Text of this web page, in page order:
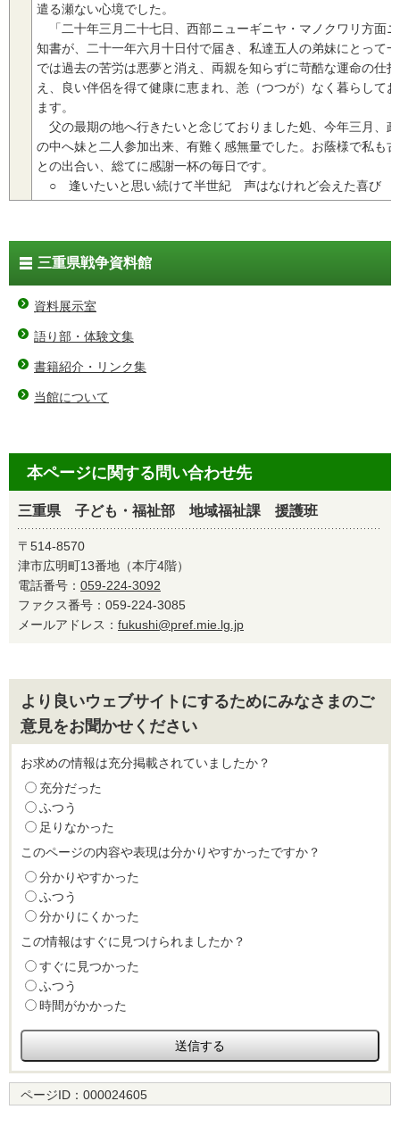
遣る瀬ない心境でした。
「二十年三月二十七日、西部ニューギニヤ・マノクワリ方面
知書が、二十一年六月十日付で届き、私達五人の弟妹にとって
では過去の苦労は悪夢と消え、両親を知らずに苛酷な運命の仕
え、良い伴侶を得て健康に恵まれ、恙（つつが）なく暮らして
ます。
父の最期の地へ行きたいと念じておりました処、今年三月、
の中へ妹と二人参加出来、有難く感無量でした。お蔭様で私も
との出合い、総てに感謝一杯の毎日です。
○ 逢いたいと思い続けて半世紀 声はなけれど会えた喜び
三重県戦争資料館
資料展示室
語り部・体験文集
書籍紹介・リンク集
当館について
本ページに関する問い合わせ先
三重県 子ども・福祉部 地域福祉課 援護班
〒514-8570
津市広明町13番地（本庁4階）
電話番号： 059-224-3092
ファクス番号：059-224-3085
メールアドレス： fukushi@pref.mie.lg.jp
より良いウェブサイトにするためにみなさまのご
意見をお聞かせください
お求めの情報は充分掲載されていましたか？
充分だった
ふつう
足りなかった
このページの内容や表現は分かりやすかったですか？
分かりやすかった
ふつう
分かりにくかった
この情報はすぐに見つけられましたか？
すぐに見つかった
ふつう
時間がかかった
ページID： 000024605